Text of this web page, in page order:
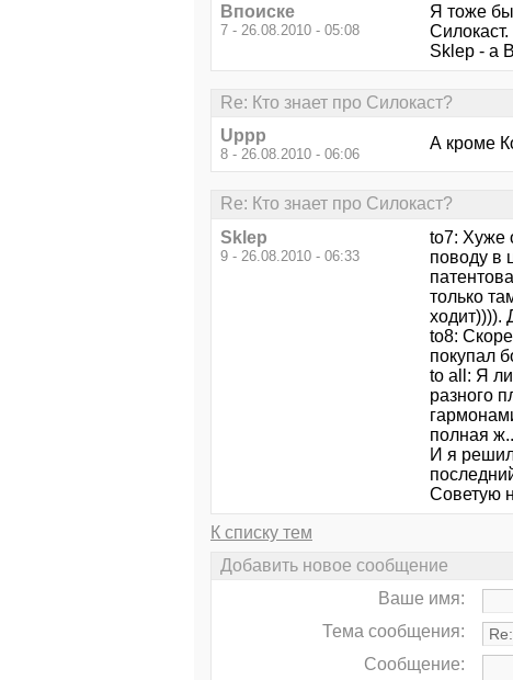
Впоиске
7 - 26.08.2010 - 05:08
Я тоже
Sklep - а
Re: Кто знает про Силокаст?
Uppp
8 - 26.08.2010 - 06:06
А кроме
Re: Кто знает про Силокаст?
Sklep
9 - 26.08.2010 - 06:33
to7: Хуже
поводу в
только
ходит)))).
to8:
покупал
to all: Я
разного
полная
И я
Советую
К списку тем
Добавить новое сообщение
Ваше имя:
Тема сообщения:
Сообщение: